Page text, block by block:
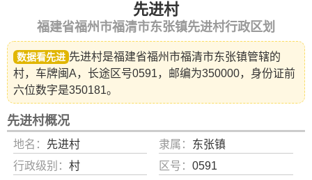
先进村
福建省福州市福清市东张镇先进村行政区划
数据看先进 先进村是福建省福州市福清市东张镇管辖的
村，车牌闽A，长途区号0591，邮编为350000，身份证前
六位数字是350181。
先进村概况
地名： 先进村 隶属： 东张镇
行政级别： 村 区号：0591